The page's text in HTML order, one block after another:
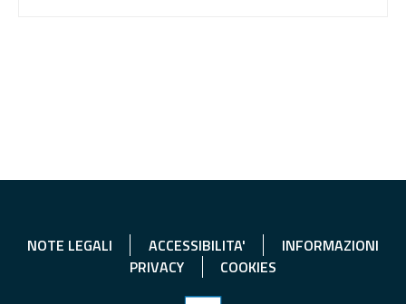
NOTE LEGALI ACCESSIBILITA'
INFORMAZIONI
PRIVACY
COOKIES